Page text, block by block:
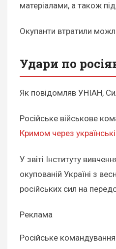
матеріалами, а також
Окупанти втратили
Удари по
Як повідомляв УНІАН,
Російське військове
Кримом через
У звіті Інституту
окупованій Україні з
російських сил на
Реклама
Російське